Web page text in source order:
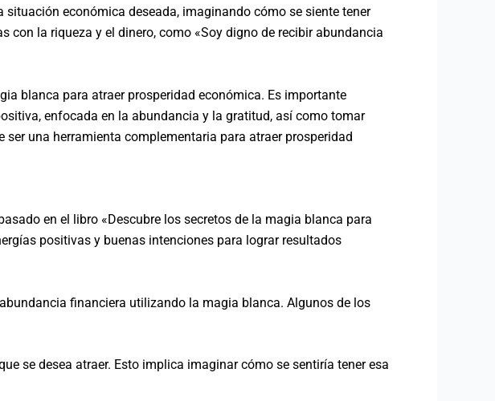
económica deseada, imaginando cómo se siente tener
la riqueza y el dinero, como «Soy digno de recibir abundancia
blanca para atraer prosperidad económica. Es importante
enfocada en la abundancia y la gratitud, así como tomar
una herramienta complementaria para atraer prosperidad
en el libro «Descubre los secretos de la magia blanca para
positivas y buenas intenciones para lograr resultados
financiera utilizando la magia blanca. Algunos de los
se desea atraer. Esto implica imaginar cómo se sentiría tener esa